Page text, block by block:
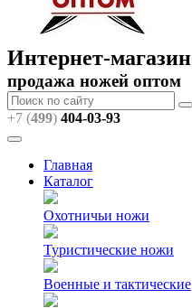
Интернет-магазин
продажа ножей оптом
+7 (499) 404-03-93
Главная
Каталог
Охотничьи ножи
Туристические ножи
Военные и тактические